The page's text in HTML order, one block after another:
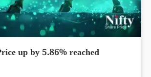
up by 5.86% reached